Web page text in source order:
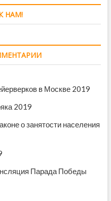
НАМ!
в Москве 2019
2019
о занятости населения
Парада Победы